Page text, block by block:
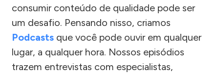
consumir conteúdo de qualidade pode ser
um desafio. Pensando nisso, criamos
Podcasts que você pode ouvir em qualquer
lugar, a qualquer hora. Nossos episódios
trazem entrevistas com especialistas,